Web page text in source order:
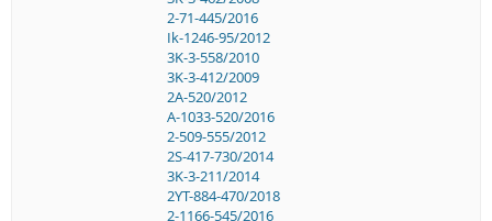
2-71-445/2016
Ik-1246-95/2012
3K-3-558/2010
3K-3-412/2009
2A-520/2012
A-1033-520/2016
2-509-555/2012
2S-417-730/2014
3K-3-211/2014
2YT-884-470/2018
2-1166-545/2016